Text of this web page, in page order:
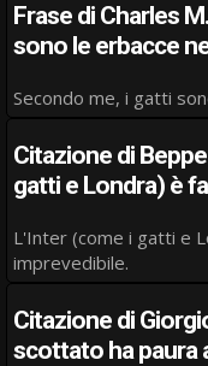
Frase di Charles
sono le erbacce
Citazione di
gatti e Londra) è
L'Inter (come i gatti e Londra) è fascinosa e
imprevedibile.
Citazione di
scottato ha paura